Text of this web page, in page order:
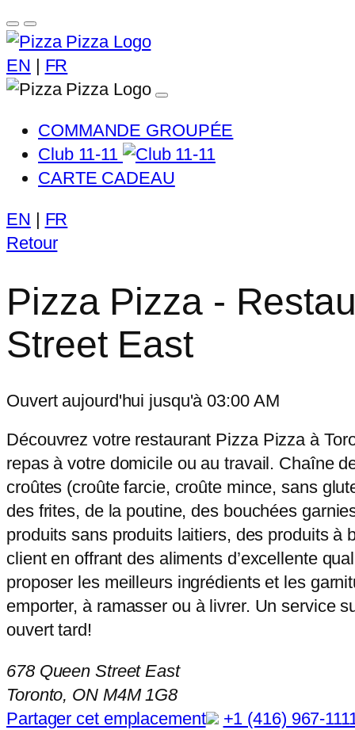
EN | FR
COMMANDE GROUPÉE
Club 11-11
CARTE CADEAU
EN | FR
Retour
Pizza Pizza -
Street East
Ouvert aujourd'hui jusqu'à 03:00 AM
Découvrez votre restaurant Pizza Pizza à
repas à votre domicile ou au travail. Chaîne
croûtes (croûte farcie, croûte mince, sans
des frites, de la poutine, des bouchées
produits sans produits laitiers, des produits
client en offrant des aliments d’excellente
proposer les meilleurs ingrédients et les
emporter, à ramasser ou à livrer. Un service
ouvert tard!
678 Queen Street East
Toronto, ON M4M 1G8
Partager cet emplacement
+1 (416) 967-